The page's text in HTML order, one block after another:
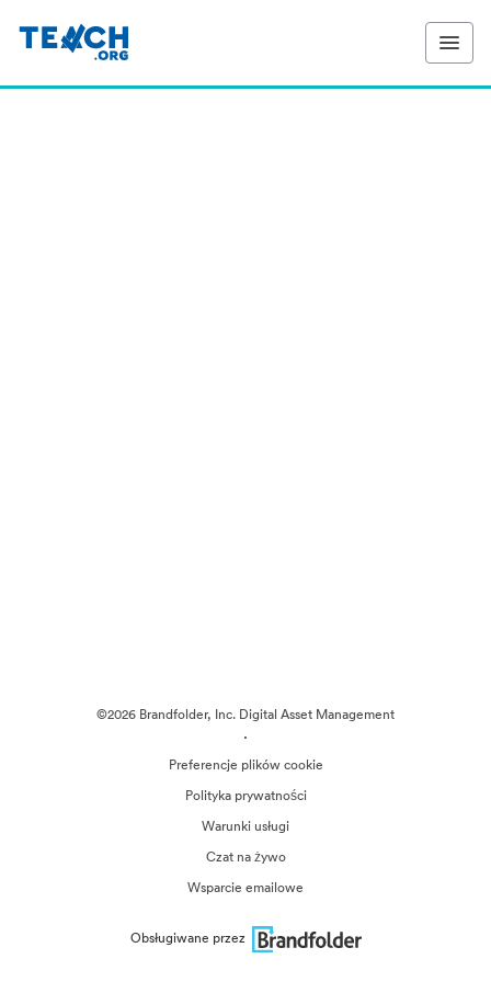
©2026 Brandfolder, Inc. Digital Asset Management
·
Preferencje plików cookie
Polityka prywatności
Warunki usługi
Czat na żywo
Wsparcie emailowe
Obsługiwane przez